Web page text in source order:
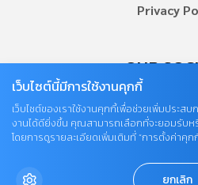
Privacy
OUR
© COPYRIGHT 2026
เว็บไซต์นี้มีการใช้งานคุกกี้
เว็บไซต์ของเราใช้งานคุกกี้เพื่อช่วยเพิ่มประส
งานได้ดียิ่งขึ้น คุณสามารถเลือกที่จะยอมรับห
โดยการดูรายละเอียดเพิ่มเติมที่ “การตั้งค่าคุก
ยกเลิก